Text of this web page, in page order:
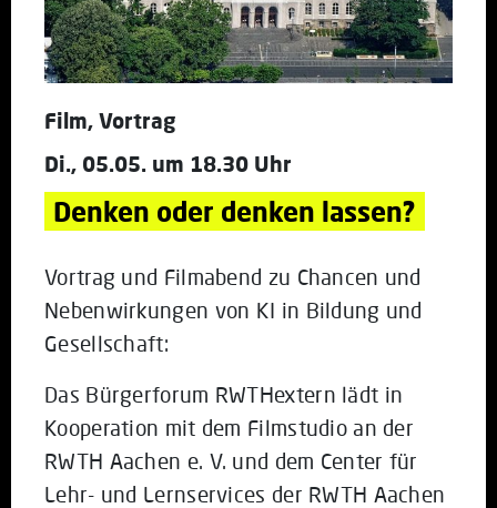
Film, Vortrag
Di., 05.05. um 18.30 Uhr
Denken oder denken lassen?
Vortrag und Filmabend zu Chancen und
Nebenwirkungen von KI in Bildung und
Gesellschaft:
Das Bürgerforum RWTHextern lädt in
Kooperation mit dem Filmstudio an der
RWTH Aachen e. V. und dem Center für
Lehr- und Lernservices der RWTH Aachen